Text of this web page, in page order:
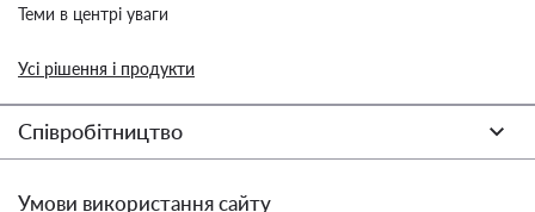
Теми в центрі уваги
Усі рішення і продукти
Співробітництво
Умови використання сайту